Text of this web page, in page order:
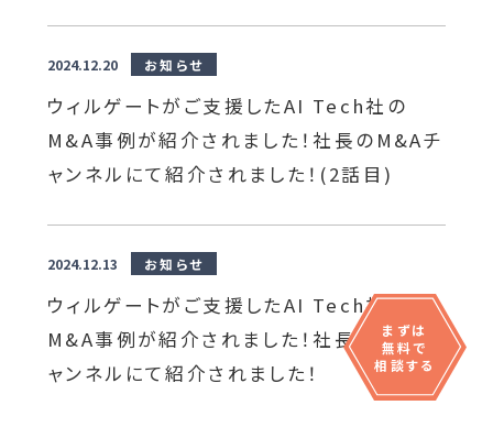
2024.12.20 お知らせ
ウィルゲートがご支援したAI Tech社の
M&A事例が紹介されました！社長のM&Aチ
ャンネルにて紹介されました！(2話目)
2024.12.13 お知らせ
ウィルゲートがご支援したAI Tech社の
M&A事例が紹介されました！社長のM&Aチ
ャンネルにて紹介されました！
まずは
無料で
相談する